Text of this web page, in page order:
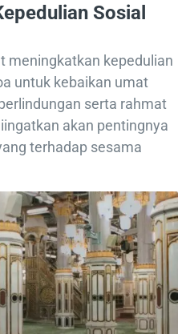
Sosial
meningkatkan kepedulian
untuk kebaikan umat
serta rahmat
akan pentingnya
terhadap sesama